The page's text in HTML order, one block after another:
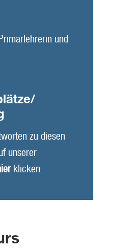
und
zu diesen
unserer
klicken.